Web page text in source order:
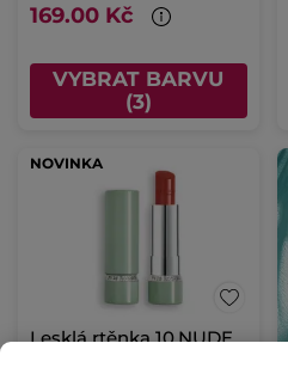
169.00 Kč
VYBRAT BARVU
(3)
NOVINKA
Lesklá rtěnka 10.NUDE